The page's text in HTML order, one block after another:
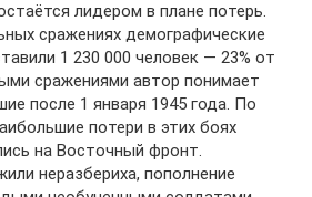
лидером в плане потерь.
сражениях демографические
1 230 000 человек — 23% от
сражениями автор понимает
после 1 января 1945 года. По
потери в этих боях
на Восточный фронт.
неразбериха, пополнение